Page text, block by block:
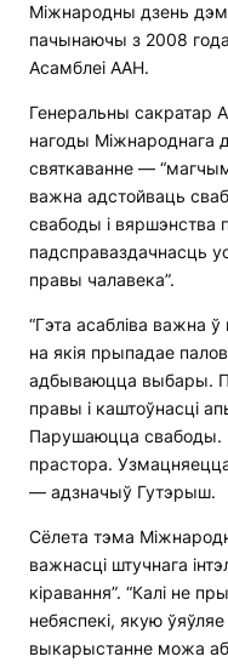
Міжнародны дзень
пачынаючы з 2008
Асамблеі ААН.
Генеральны сакратар
нагоды Міжнароднага
святкаванне —
важна адстойваць
свабоды і вяршэнства
падсправаздачнасць
правы чалавека”.
“Гэта асабліва важна
на якія прыпадае
адбываюцца выбары.
правы і каштоўнасці
Парушаюцца свабоды.
прастора.
— адзначыў Гутэрыш.
Сёлета тэма
важнасці штучнага
кіравання”. “Калі не
небяспекі, якую
выкарыстанне можа